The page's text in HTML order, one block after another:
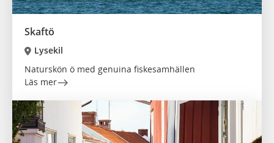
Skaftö
Lysekil
Naturskön ö med genuina fiskesamhällen
Läs mer